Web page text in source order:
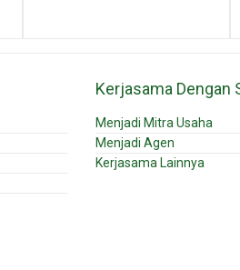
Kerjasama Dengan
Menjadi Mitra Usaha
Menjadi Agen
Kerjasama Lainnya